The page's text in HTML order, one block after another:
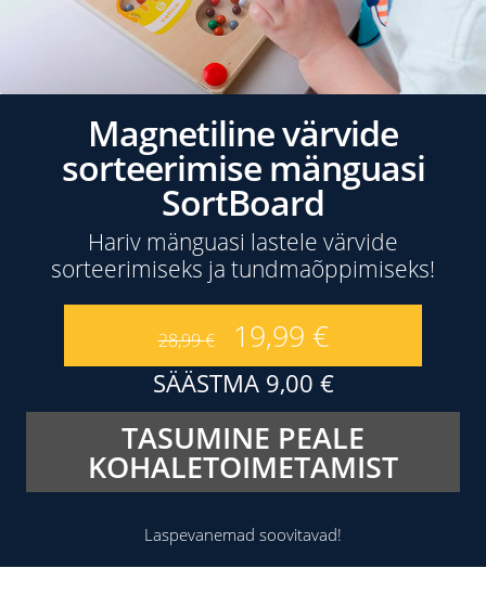
Magnetiline värvide
sorteerimise mänguasi
SortBoard
Hariv mänguasi lastele värvide
sorteerimiseks ja tundmaõppimiseks!
28,99€ 19,99 €
SÄÄSTMA 9,00 €
TASUMINE PEALE
KOHALETOIMETAMIST
Laspevanemad soovitavad!